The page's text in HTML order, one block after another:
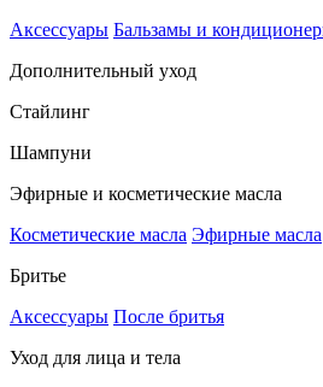
Аксессуары Бальзамы и
Дополнительный уход
Стайлинг
Шампуни
Эфирные и косметические масла
Косметические масла Эфирные масла
Бритье
Аксессуары После бритья
Уход для лица и тела